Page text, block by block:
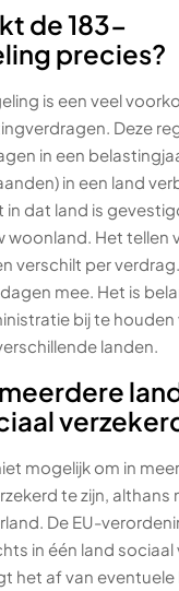
de 183-
precies?
is een veel
Deze
in een
in een land
in dat land is
woonland. Het tellen
verschilt per
mee. Het is
bij te houden
landen.
mogelijk om in
te zijn, althans
De EU-
in één land sociaal
het af van